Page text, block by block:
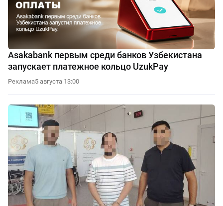
Asakabank первым среди банков Узбекистана
запускает платежное кольцо UzukPay
Реклама5 августа 13:00